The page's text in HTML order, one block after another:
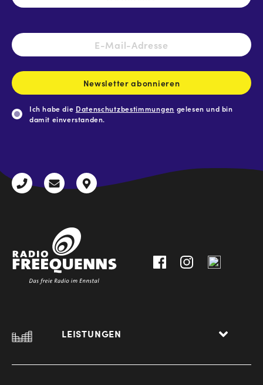
E-
Mail-
Newsletter abonnieren
Ich habe die Datenschutzbestimmungen gelesen und bin
damit einverstanden.
+43
radio@freequenns.at
Kulturhausstraße
LEISTUNGEN